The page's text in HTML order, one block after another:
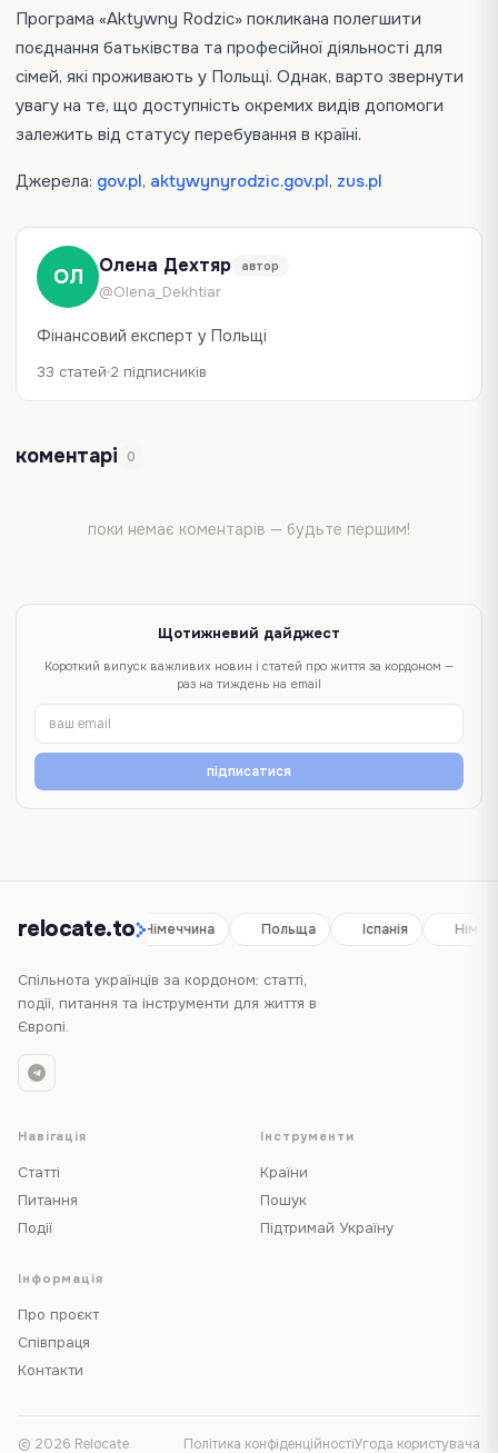
Програма «Aktywny Rodzic» покликана полегшити
поєднання батьківства та професійної діяльності для
сімей, які проживають у Польщі. Однак, варто звернути
увагу на те, що доступність окремих видів допомоги
залежить від статусу перебування в країні.
Джерела: gov.pl, aktywynyrodzic.gov.pl, zus.pl
ОЛ Олена Дехтяр автор
@Olena_Dekhtiar
Фінансовий експерт у Польщі
33 статей 2 підписників
коментарі 0
поки немає коментарів — будьте першим!
Щотижневий дайджест
Короткий випуск важливих новин і статей про життя за кордоном —
раз на тиждень на email
підписатися
relocate.to
Іспанія Німеччина Польща Іспанія
Спільнота українців за кордоном: статті,
події, питання та інструменти для життя в
Європі.
Навігація
Статті
Питання
Події
Інструменти
Країни
Пошук
Підтримай Україну
Інформація
Про проєкт
Співпраця
Контакти
© 2026 Relocate Політика конфіденційностіУгода користувача